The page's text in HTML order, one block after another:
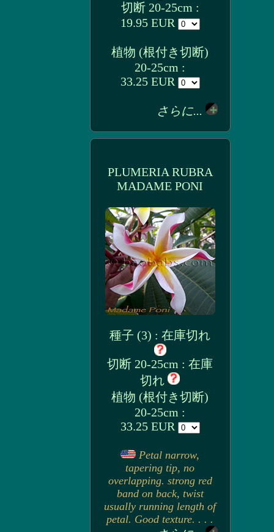
切断 20-25cm :
19.95 EUR
植物 (根付き切断)
20-25cm :
33.25 EUR
さらに...
PLUMERIA RUBRA
MADAME PONI
種子 (3) : 在庫切れ
切断 20-25cm : 在庫
切れ
植物 (根付き切断)
20-25cm :
33.25 EUR
Petal narrow,
tapering tip, no
overlapping. strong red
band on back, twist
usually running length of
petal. Good texture. . . .